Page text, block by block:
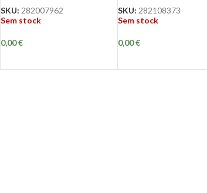
SKU: 282007962
Sem stock
0,00€
SKU: 282108373
Sem stock
0,00€